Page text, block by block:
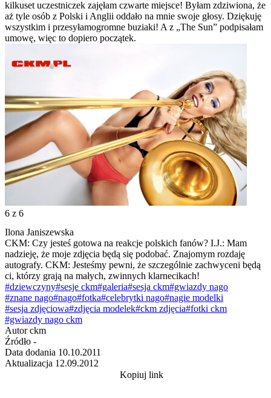
kilkuset uczestniczek zajęłam czwarte miejsce! Byłam zdziwiona, że
aż tyle osób z Polski i Anglii oddało na mnie swoje głosy. Dziękuję
wszystkim i przesyłamogromne buziaki! A z „The Sun” podpisałam
umowę, więc to dopiero początek.
6 z 6
Ilona Janiszewska
CKM: Czy jesteś gotowa na reakcje polskich fanów? I.J.: Mam
nadzieję, że moje zdjęcia będą się podobać. Znajomym rozdaję
autografy. CKM: Jesteśmy pewni, że szczególnie zachwyceni będą
ci, którzy grają na małych, zwinnych klarnecikach!
#dziewczyny#sesje ckm#galeria#sesja ckm#gwiazdy nago
#znane nago#nago#fotka#celebrytki nago#nagie modelki
#sesja zdjęciowa#zdjęcia modelek#ckm zdjęcia#fotki ckm
#gwiazdy nago ckm
Autor ckm
Źródło -
Data dodania 10.10.2011
Aktualizacja 12.09.2012
Kopiuj link